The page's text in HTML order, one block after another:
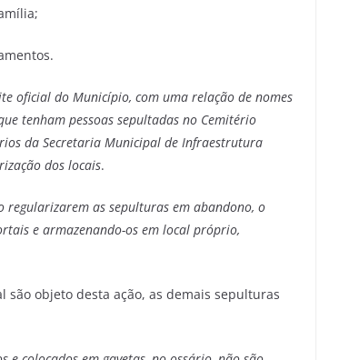
oficial do Município, com uma relação de nomes
tenham pessoas sepultadas no Cemitério
da Secretaria Municipal de Infraestrutura
dos locais.
regularizarem as sepulturas em abandono, o
e armazenando-os em local próprio,
objeto desta ação, as demais sepulturas